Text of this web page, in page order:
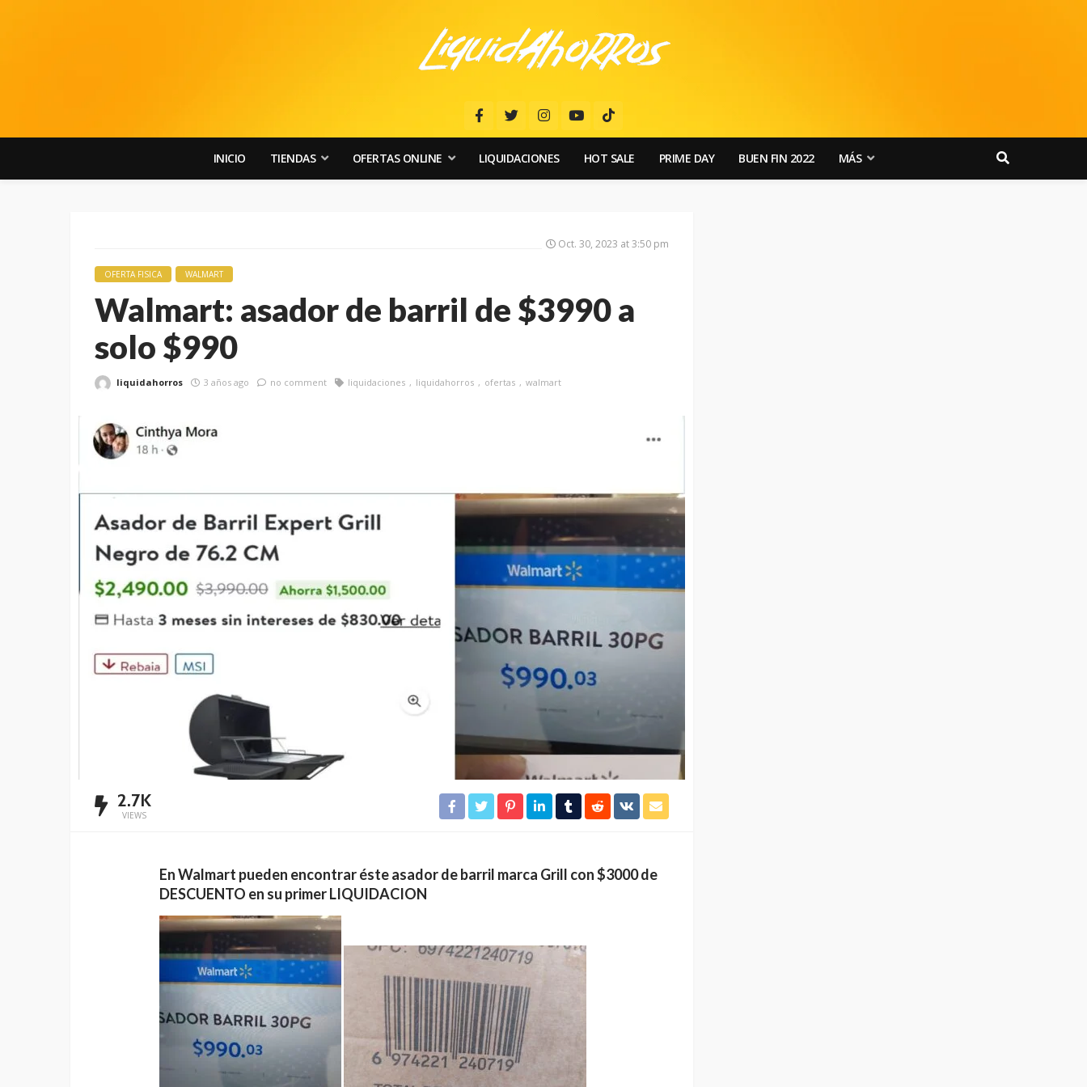
INICIO TIENDAS OFERTAS ONLINE LIQUIDACIONES HOT SALE PRIME DAY BUEN FIN 2022 MÁS
Oct. 30, 2023 at 3:50 pm
OFERTA FISICA WALMART
Walmart: asador de barril de $3990 a
solo $990
liquidahorros 3 años ago no comment liquidaciones liquidahorros ofertas walmart
2.7K
VIEWS
En Walmart pueden encontrar éste asador de barril marca Grill con $3000 de
DESCUENTO en su primer LIQUIDACION